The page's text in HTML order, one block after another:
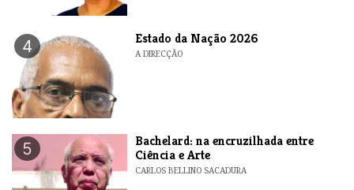
4 Estado da Nação 2026
A DIRECÇÃO
5
Bachelard: na encruzilhada entre
Ciência e Arte
CARLOS BELLINO SACADURA